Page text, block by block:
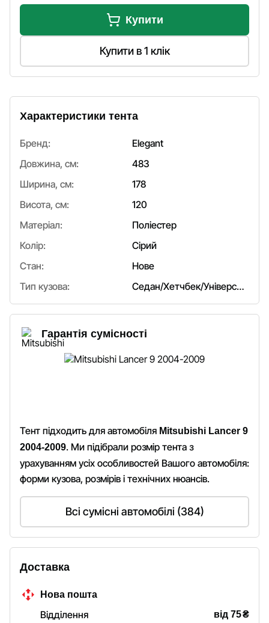
Купити
Купити в 1 клік
Характеристики тента
Бренд:
Elegant
Довжина, см:
483
Ширина, см:
178
Висота, см:
120
Матеріал:
Поліестер
Колір:
Сірий
Стан:
Нове
Тип кузова:
Седан/Хетчбек/Універсал
Гарантія сумісності
Тент підходить для автомобіля Mitsubishi Lancer 9
2004-2009. Ми підібрали розмір тента з
урахуванням усіх особливостей Вашого автомобіля:
форми кузова, розмірів і технічних нюансів.
Всі сумісні автомобілі (384)
Доставка
Нова пошта
Відділення від 75₴